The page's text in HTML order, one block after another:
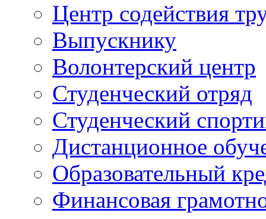
Центр содействия
Выпускнику
Волонтерский центр
Студенческий отряд
Студенческий
Дистанционное
Образовательный
Финансовая